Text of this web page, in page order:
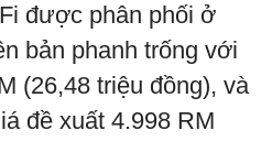
được phân phối ở
bản phanh trống với
(26,48 triệu đồng), và
đề xuất 4.998 RM